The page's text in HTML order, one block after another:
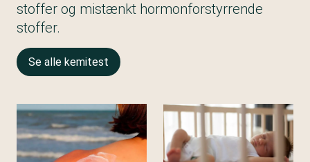
stoffer og mistænkt hormonforstyrrende
stoffer.
Se alle kemitest